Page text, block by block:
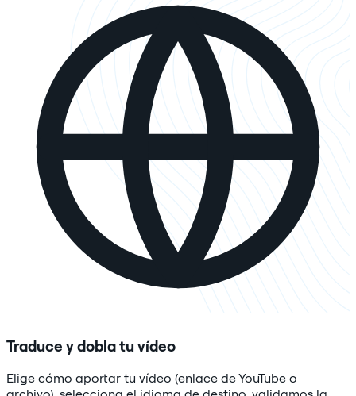
Traduce y dobla tu vídeo
Elige cómo aportar tu vídeo (enlace de YouTube o